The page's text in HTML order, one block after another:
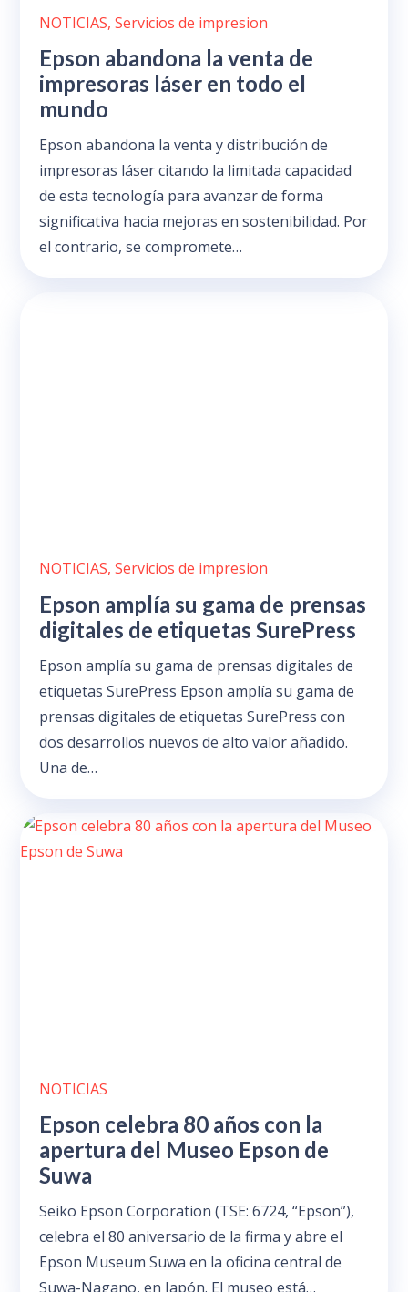
NOTICIAS, Servicios de impresion
Epson abandona la venta de
impresoras láser en todo el
mundo
Epson abandona la venta y distribución de
impresoras láser citando la limitada capacidad
de esta tecnología para avanzar de forma
significativa hacia mejoras en sostenibilidad. Por
el contrario, se compromete…
NOTICIAS, Servicios de impresion
Epson amplía su gama de prensas
digitales de etiquetas SurePress
Epson amplía su gama de prensas digitales de
etiquetas SurePress Epson amplía su gama de
prensas digitales de etiquetas SurePress con
dos desarrollos nuevos de alto valor añadido.
Una de…
NOTICIAS
Epson celebra 80 años con la
apertura del Museo Epson de
Suwa
Seiko Epson Corporation (TSE: 6724, “Epson”),
celebra el 80 aniversario de la firma y abre el
Epson Museum Suwa en la oficina central de
Suwa-Nagano, en Japón. El museo está…